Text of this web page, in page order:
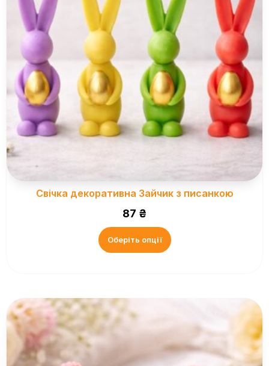
Свічка декоративна Зайчик з писанкою
87 ₴
Оберіть опції